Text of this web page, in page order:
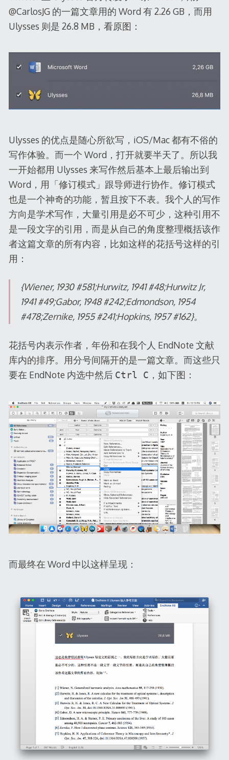
@CarlosJG 的一篇文章用的 Word 有 2.26 GB，而用
Ulysses 则是 26.8 MB，看原图：
Ulysses 的优点是随心所欲写，iOS/Mac 都有不俗的
写作体验。而一个 Word，打开就要半天了。所以我
一开始都用 Ulysses 来写作然后基本上最后输出到
Word，用「修订模式」跟导师进行协作。修订模式
也是一个神奇的功能，暂且按下不表。我个人的写作
方向是学术写作，大量引用是必不可少，这种引用不
是一段文字的引用，而是从自己的角度整理概括该作
者这篇文章的所有内容，比如这样的花括号这样的引
用：
{Wiener, 1930 #581;Hurwitz, 1941 #48;Hurwitz Jr,
1941 #49;Gabor, 1948 #242;Edmondson, 1954
#478;Zernike, 1955 #241;Hopkins, 1957 #162}。
花括号内表示作者，年份和在我个人 EndNote 文献
库内的排序。用分号间隔开的是一篇文章。而这些只
要在 EndNote 内选中然后 Ctrl C ，如下图：
而最终在 Word 中以这样呈现：